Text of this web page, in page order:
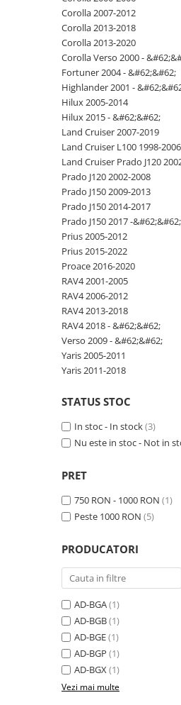
Telefoane mobile RugOne
Telefoane mobile Doogee
Telefoane mobile Oukitel
Telefoane mobile Ulefone
Telefoane mobile Unihertz
Telefoane mobile Cubot
Telefoane mobile Blackview
Telefoane mobile OSCAL
Telefoane mobile Fossibot
Telefoane mobile Lagenio
Telefoane mobile Samsung
Telefoane mobile iSEN
Telefoane mobile F150
Telefoane mobile HUAWEI
Telefoane mobile iHunt
Telefoane mobile Xiaomi
Telefoane mobile AGM
Telefoane mobile Realme
Telefoane mobile ZTE Nubia
Telefoane mobile ALTE BRANDURI
Tablete PC
Tablete pc cu proiector video
Tablete rezistente
Monitoare pc
TV si Proiectoare Smart
Camere auto DVR
Oglinzi auto smart cu camera
Camere Supraveghere
Mini Video Camera
Corolla 2007-2012
Corolla 2013-2018
Corolla 2013-2020
Corolla Verso 2000 -
Fortuner 2004 - &#62;&#62;
Highlander 2001 -
Hilux 2005-2014
Hilux 2015 - &#62;&#62;
Land Cruiser 2007-2019
Land Cruiser L100 1998-2006
Land Cruiser Prado J120
Prado J120 2002-2008
Prado J150 2009-2013
Prado J150 2014-2017
Prado J150 2017 -&#62;&#62;
Prius 2005-2012
Prius 2015-2022
Proace 2016-2020
RAV4 2001-2005
RAV4 2006-2012
RAV4 2013-2018
RAV4 2018 - &#62;&#62;
Verso 2009 - &#62;&#62;
Yaris 2005-2011
Yaris 2011-2018
STATUS STOC
In stoc - In stock(3)
Nu este in stoc - Not in
PRET
750 RON - 1000 RON (1)
Peste 1000 RON (5)
PRODUCATORI
AD-BGA(1)
AD-BGB(1)
AD-BGE(1)
AD-BGP (1)
AD-BGX(1)
Vezi mai multe